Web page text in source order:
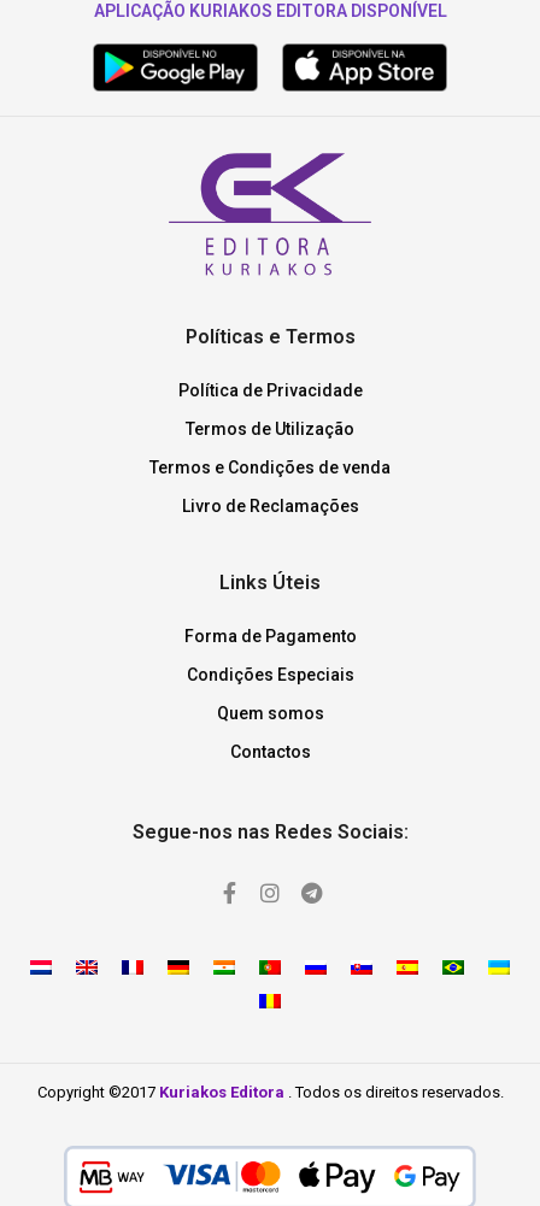
APLICAÇÃO KURIAKOS EDITORA DISPONÍVEL
Políticas e Termos
Política de Privacidade
Termos de Utilização
Termos e Condições de venda
Livro de Reclamações
Links Úteis
Forma de Pagamento
Condições Especiais
Quem somos
Contactos
Segue-nos nas Redes Sociais:
Copyright ©2017 Kuriakos Editora . Todos os direitos reservados.